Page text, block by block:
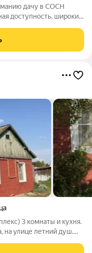
дачу в СОСН
доступность, широкие
Отопление
3 комнаты и кухня.
на улице летний душ.
1 взрослый